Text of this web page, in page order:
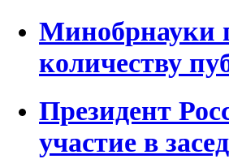
Минобрнауки
количеству
Президент
участие в